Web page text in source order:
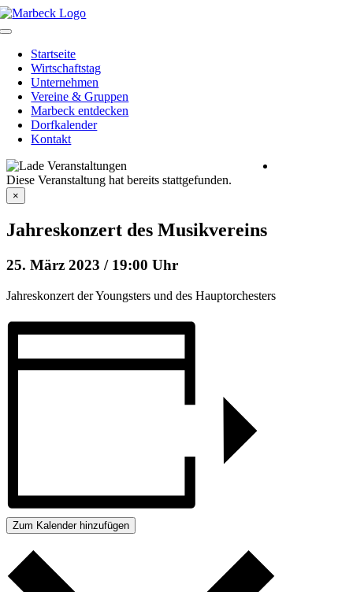
Skip
to
Toggle
NavigationStartseite
Wirtschaftstag
Unternehmen
Vereine & Gruppen
Marbeck entdecken
Dorfkalender
Kontakt
Diese Veranstaltung hat bereits stattgefunden.
×
Jahreskonzert des Musikvereins
25. März 2023 / 19:00 Uhr
Jahreskonzert der Youngsters und des Hauptorchesters
Zum Kalender hinzufügen